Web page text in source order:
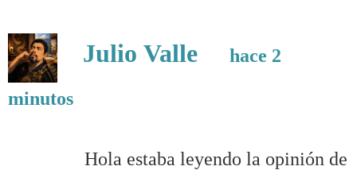
Julio Valle hace 2
minutos
Hola estaba leyendo la opinión de